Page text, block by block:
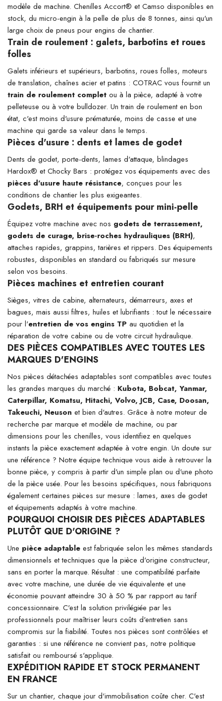
modèle de machine. Chenilles Accort® et Camso disponibles en
stock, du micro-engin à la pelle de plus de 8 tonnes, ainsi qu'un
large choix de pneus pour engins de chantier.
Train de roulement : galets, barbotins et roues
folles
Galets inférieurs et supérieurs, barbotins, roues folles, moteurs
de translation, chaînes acier et patins : COTRAC vous fournit un
train de roulement complet ou à la pièce, adapté à votre
pelleteuse ou à votre bulldozer. Un train de roulement en bon
état, c'est moins d'usure prématurée, moins de casse et une
machine qui garde sa valeur dans le temps.
Pièces d'usure : dents et lames de godet
Dents de godet, porte-dents, lames d'attaque, blindages
Hardox® et Chocky Bars : protégez vos équipements avec des
pièces d'usure haute résistance, conçues pour les
conditions de chantier les plus exigeantes.
Godets, BRH et équipements pour mini-pelle
Équipez votre machine avec nos godets de terrassement,
godets de curage, brise-roches hydrauliques (BRH),
attaches rapides, grappins, tarières et rippers. Des équipements
robustes, disponibles en standard ou fabriqués sur mesure
selon vos besoins.
Pièces machines et entretien courant
Sièges, vitres de cabine, alternateurs, démarreurs, axes et
bagues, mais aussi filtres, huiles et lubrifiants : tout le nécessaire
pour l'entretien de vos engins TP au quotidien et la
réparation de votre cabine ou de votre circuit hydraulique.
DES PIÈCES COMPATIBLES AVEC TOUTES LES
MARQUES D'ENGINS
Nos pièces détachées adaptables sont compatibles avec toutes
les grandes marques du marché : Kubota, Bobcat, Yanmar,
Caterpillar, Komatsu, Hitachi, Volvo, JCB, Case, Doosan,
Takeuchi, Neuson et bien d'autres. Grâce à notre moteur de
recherche par marque et modèle de machine, ou par
dimensions pour les chenilles, vous identifiez en quelques
instants la pièce exactement adaptée à votre engin. Un doute sur
une référence ? Notre équipe technique vous aide à retrouver la
bonne pièce, y compris à partir d'un simple plan ou d'une photo
de la pièce usée. Pour les besoins spécifiques, nous fabriquons
également certaines pièces sur mesure : lames, axes de godet
et équipements adaptés à votre machine.
POURQUOI CHOISIR DES PIÈCES ADAPTABLES
PLUTÔT QUE D'ORIGINE ?
Une pièce adaptable est fabriquée selon les mêmes standards
dimensionnels et techniques que la pièce d'origine constructeur,
sans en porter la marque. Résultat : une compatibilité parfaite
avec votre machine, une durée de vie équivalente et une
économie pouvant atteindre 30 à 50 % par rapport au tarif
concessionnaire. C'est la solution privilégiée par les
professionnels pour maîtriser leurs coûts d'entretien sans
compromis sur la fiabilité. Toutes nos pièces sont contrôlées et
garanties : si une référence ne convient pas, notre politique
satisfait ou remboursé s'applique.
EXPÉDITION RAPIDE ET STOCK PERMANENT
EN FRANCE
Sur un chantier, chaque jour d'immobilisation coûte cher. C'est